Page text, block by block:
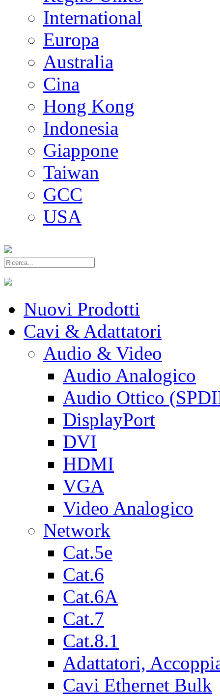
International
Europa
Australia
Cina
Hong Kong
Indonesia
Giappone
Taiwan
GCC
USA
Nuovi Prodotti
Cavi & Adattatori
Audio & Video
Audio Analogico
Audio Ottico
DisplayPort
DVI
HDMI
VGA
Video Analogico
Network
Cat.5e
Cat.6
Cat.6A
Cat.7
Cat.8.1
Adattatori,
Cavi Ethernet Bulk